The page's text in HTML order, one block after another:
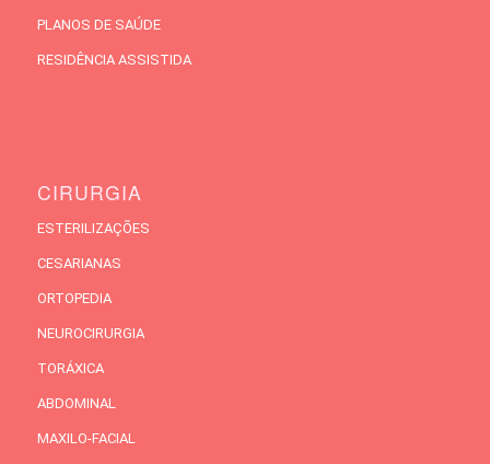
PLANOS DE SAÚDE
RESIDÊNCIA ASSISTIDA
CIRURGIA
ESTERILIZAÇÕES
CESARIANAS
ORTOPEDIA
NEUROCIRURGIA
TORÁXICA
ABDOMINAL
MAXILO-FACIAL